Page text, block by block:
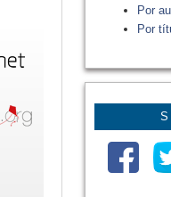
Por
Por